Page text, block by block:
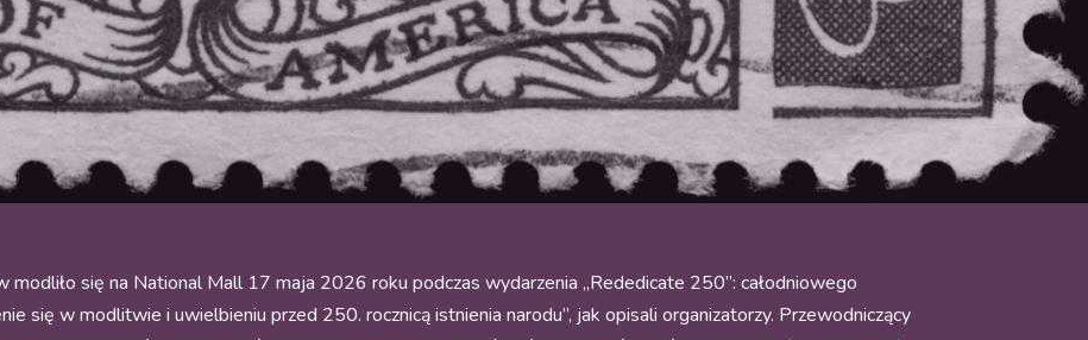
się na National Mall 17 maja 2026 roku podczas wydarzenia „Rededicate 250”: całodniowego
się w modlitwie i uwielbieniu przed 250. rocznicą istnienia narodu”, jak opisali organizatorzy. Przewodniczący